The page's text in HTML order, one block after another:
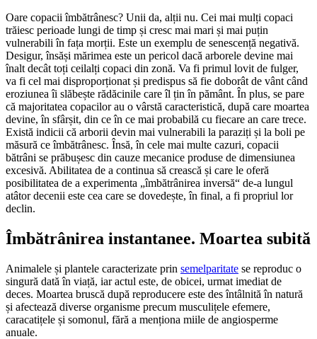
Oare copacii îmbătrânesc? Unii da, alții nu. Cei mai mulți copaci
trăiesc perioade lungi de timp și cresc mai mari și mai puțin
vulnerabili în fața morții. Este un exemplu de senescență negativă.
Desigur, însăși mărimea este un pericol dacă arborele devine mai
înalt decât toți ceilalți copaci din zonă. Va fi primul lovit de fulger,
va fi cel mai disproporționat și predispus să fie doborât de vânt când
eroziunea îi slăbește rădăcinile care îl țin în pământ. În plus, se pare
că majoritatea copacilor au o vârstă caracteristică, după care moartea
devine, în sfârșit, din ce în ce mai probabilă cu fiecare an care trece.
Există indicii că arborii devin mai vulnerabili la paraziți și la boli pe
măsură ce îmbătrânesc. Însă, în cele mai multe cazuri, copacii
bătrâni se prăbușesc din cauze mecanice produse de dimensiunea
excesivă. Abilitatea de a continua să crească și care le oferă
posibilitatea de a experimenta „îmbătrânirea inversă“ de-a lungul
atâtor decenii este cea care se dovedește, în final, a fi propriul lor
declin.
Îmbătrânirea instantanee. Moartea subită
Animalele și plantele caracterizate prin semelparitate se reproduc o
singură dată în viață, iar actul este, de obicei, urmat imediat de
deces. Moartea bruscă după reproducere este des întâlnită în natură
și afectează diverse organisme precum musculițele efemere,
caracatițele și somonul, fără a menționa miile de angiosperme
anuale.